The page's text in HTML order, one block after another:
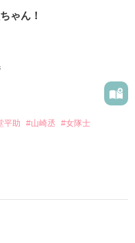
」
はオリジナルキャラクタ
ただき、本当に皆様あり
でいただき本当にあり
！
＾
人
ゃん！
平助 #山崎丞 #女隊士